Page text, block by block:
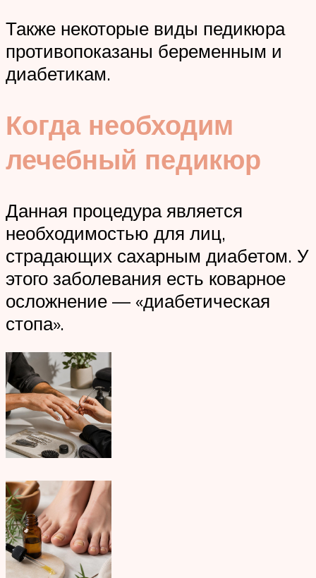
Также некоторые виды педикюра
противопоказаны беременным и
диабетикам.
Когда необходим
лечебный педикюр
Данная процедура является
необходимостью для лиц,
страдающих сахарным диабетом. У
этого заболевания есть коварное
осложнение — «диабетическая
стопа».